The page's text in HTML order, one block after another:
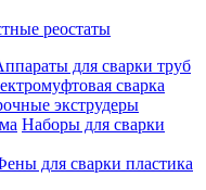
реостаты
для сварки труб
сварка
экструдеры
Наборы для сварки
для сварки пластика